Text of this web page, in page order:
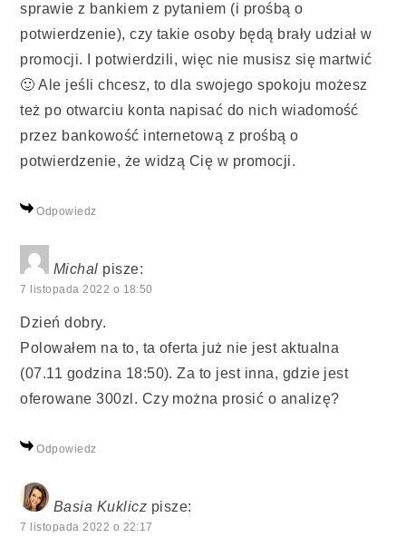
sprawie z bankiem z pytaniem (i prośbą o
potwierdzenie), czy takie osoby będą brały udział w
promocji. I potwierdzili, więc nie musisz się martwić
🙂 Ale jeśli chcesz, to dla swojego spokoju możesz
też po otwarciu konta napisać do nich wiadomość
przez bankowość internetową z prośbą o
potwierdzenie, że widzą Cię w promocji.
Odpowiedz
Michal pisze:
7 listopada 2022 o 18:50
Dzień dobry.
Polowałem na to, ta oferta już nie jest aktualna
(07.11 godzina 18:50). Za to jest inna, gdzie jest
oferowane 300zl. Czy można prosić o analizę?
Odpowiedz
Basia Kuklicz pisze:
7 listopada 2022 o 22:17